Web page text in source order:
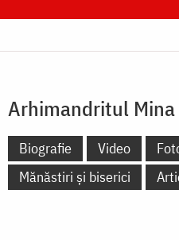
Arhimandritul Mina
Biografie Video
Mănăstiri și biserici